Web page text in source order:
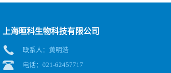
上海晅科生物科技有限公司
联系人：黄明浩
电话：021-62457717